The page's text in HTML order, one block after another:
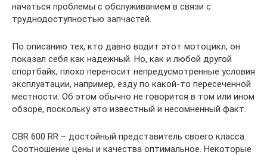
начаться проблемы с обслуживанием в связи с
труднодоступностью запчастей.
По описанию тех, кто давно водит этот мотоцикл, он
показал себя как надежный. Но, как и любой другой
спортбайк, плохо переносит непредусмотренные условия
эксплуатации, например, езду по какой-то пересеченной
местности. Об этом обычно не говорится в том или ином
обзоре, поскольку это известный и несомненный факт.
CBR 600 RR – достойный представитель своего класса.
Соотношение цены и качества оптимальное. Некоторые